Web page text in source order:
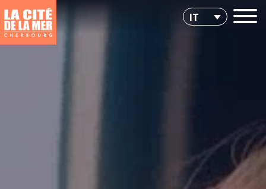
IT
content/uploads/2024/02/2024-vide-cite-de-la-mer-4.webm